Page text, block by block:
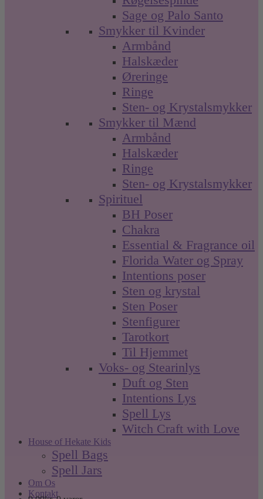
Sage og Palo Santo
Smykker til Kvinder
Armbånd
Halskæder
Øreringe
Ringe
Sten- og Krystalsmykker
Smykker til Mænd
Armbånd
Halskæder
Ringe
Sten- og Krystalsmykker
Spirituel
BH Poser
Chakra
Essential & Fragrance oil
Florida Water og Spray
Intentions poser
Sten og krystal
Sten Poser
Stenfigurer
Tarotkort
Til Hjemmet
Voks- og Stearinlys
Duft og Sten
Intentions Lys
Spell Lys
Witch Craft with Love
House of Hekate Kids
Spell Bags
Spell Jars
Om Os
Kontakt